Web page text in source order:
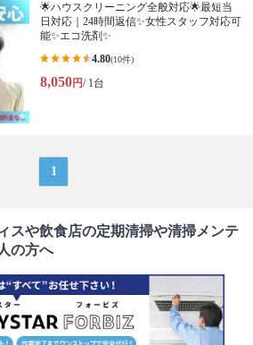
🌟ハウスクリーニング全般対応🌟最短当
日対応｜24時間返信✨女性スタッフ対応可
能✨エコ洗剤✨
4.80(10件)
8,050円/ 1台
1
スや飲食店の定期清掃や清掃メンテ
の方へ